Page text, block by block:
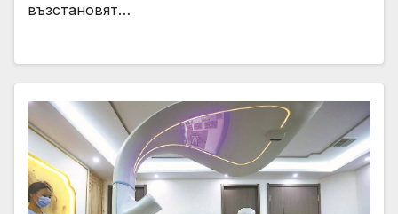
възстановят…